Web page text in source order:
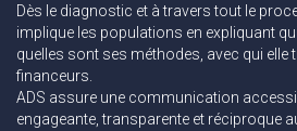
Dès le diagnostic et à travers tout le
implique les populations en expliquant
quelles sont ses méthodes, avec qui elle
financeurs.
ADS assure une communication
engageante, transparente et réciproque